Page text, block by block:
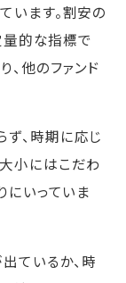
います。割安の
量的な指標で
、他のファンド
、時期に応じ
小にはこだわ
にいっていま
ているか、時